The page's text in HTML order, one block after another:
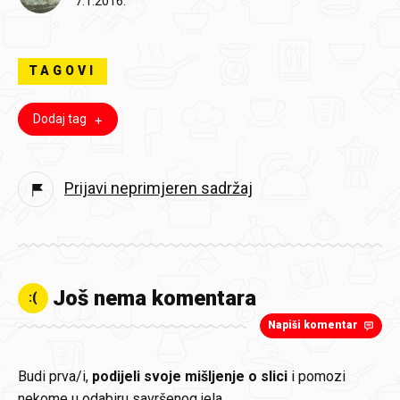
TAGOVI
Dodaj tag
Prijavi neprimjeren sadržaj
:( Još nema komentara
Napiši komentar
Budi prva/i, podijeli svoje mišljenje o slici i pomozi